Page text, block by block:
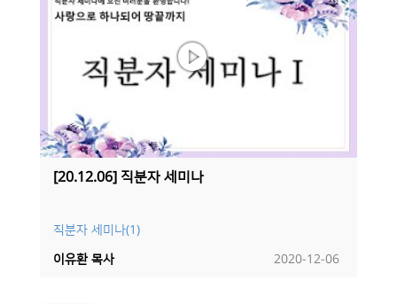
[20.12.06] 직분자 세미나
직분자 세미나(1)
2020-12-06
이유환 목사